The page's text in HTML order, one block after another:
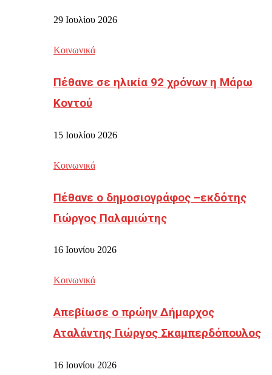
29 Ιουλίου 2026
Κοινωνικά
Πέθανε σε ηλικία 92 χρόνων η Μάρω
Κοντού
15 Ιουλίου 2026
Κοινωνικά
Πέθανε ο δημοσιογράφος –εκδότης
Γιώργος Παλαμιώτης
16 Ιουνίου 2026
Κοινωνικά
Απεβίωσε ο πρώην Δήμαρχος
Αταλάντης Γιώργος Σκαμπερδόπουλος
16 Ιουνίου 2026